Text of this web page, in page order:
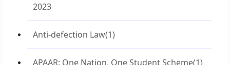
2023
Anti-defection Law(1)
APAAR: One Nation, One Student Scheme(1)